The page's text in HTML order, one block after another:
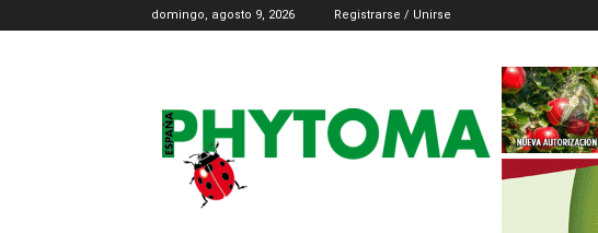
domingo, agosto 9, 2026 Registrarse / Unirse